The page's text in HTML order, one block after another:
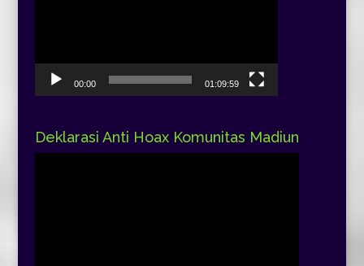
00:00 01:09:59
Deklarasi Anti Hoax Komunitas Madiun